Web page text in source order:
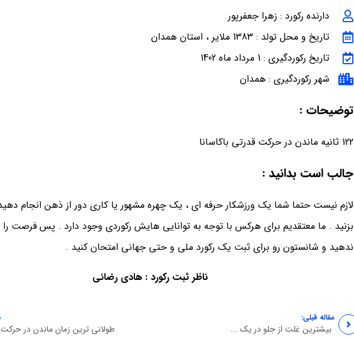
دارنده رکورد : زهرا جعفرپور
تاریخ و محل تولد : 1383 ملایر ، استان همدان
تاریخ رکوردگیری : 1 مرداد ماه 1402
شهر رکوردگیری : همدان
توضیحات :
122 ثانیه ماندن در حرکت قدرتی باکاسانا
جالب است بدانید :
لازم نیست حتما شما یک ورزشکار حرفه ای ، یک چهره مشهور یا کاری دور از ذهن انجام
بزنید . ما معتقدیم برای هرکس با توجه به توانایی هایش رکوردی وجود دارد . پس فرصت
ندهید و شانستون رو برای ثبت یک رکورد ملی و حتی جهانی امتحان کنید .
ناظر ثبت رکورد : هادی رضائی
مقاله قبلی:
بیشترین غلت از جلو در یک ... طولانی ترین زمان ماندن در